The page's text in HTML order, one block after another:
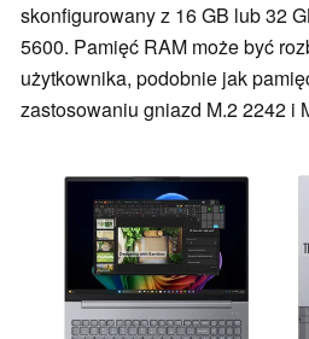
skonfigurowany z 16 GB lub 32
5600. Pamięć RAM może być
użytkownika, podobnie jak
zastosowaniu gniazd M.2 2242 i